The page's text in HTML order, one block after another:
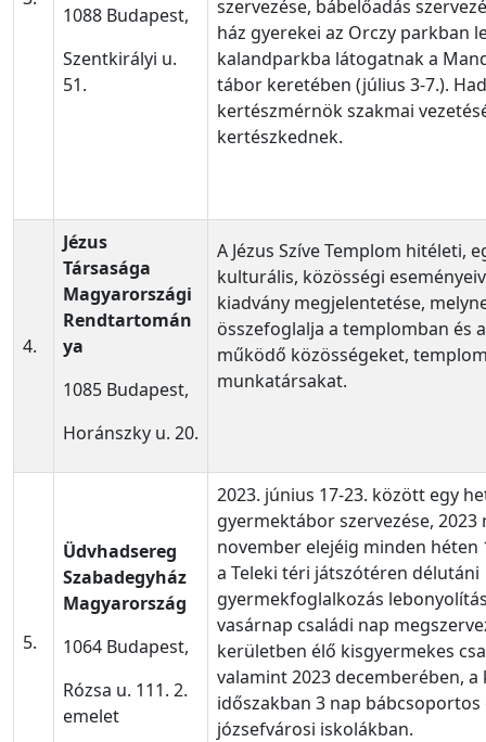
1088 Budapest,
Szentkirályi u.
51.
szervezése, bábelőadás
ház gyerekei az Orczy parkban
kalandparkba látogatnak a
tábor keretében (július 3-7.).
kertészmérnök szakmai
kertészkednek.
4.
Jézus
Társasága
Magyarországi
Rendtartomán
ya
1085 Budapest,
Horánszky u. 20.
A Jézus Szíve Templom hitéleti,
kulturális, közösségi
kiadvány megjelentetése,
összefoglalja a templomban és
működő közösségeket,
munkatársakat.
5.
Üdvhadsereg
Szabadegyház
Magyarország
1064 Budapest,
Rózsa u. 111. 2.
emelet
2023. június 17-23. között egy
gyermektábor szervezése, 2023
november elejéig minden héten
a Teleki téri játszótéren délutáni
gyermekfoglalkozás
vasárnap családi nap
kerületben élő kisgyermekes
valamint 2023 decemberében,
időszakban 3 nap bábcsoportos
józsefvárosi iskolákban.